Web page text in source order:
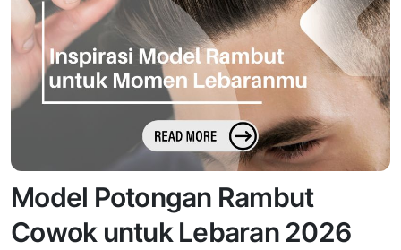
Model Potongan Rambut
Cowok untuk Lebaran 2026